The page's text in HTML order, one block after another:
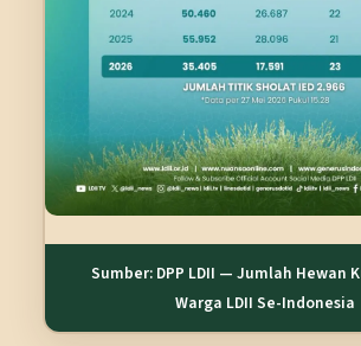
Sumber: DPP LDII — Jumlah Hewan
Warga LDII Se-Indonesia